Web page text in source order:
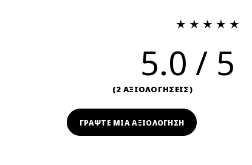
5.0
2 ΑΞΙΟΛΟΓΗΣΕΙΣ
ΓΡΆΨΤΕ ΜΙΑ ΑΞΙΟΛΟΓΗΣΗ